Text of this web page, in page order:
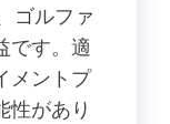
ゴルファ
です。適
メントプ
性があり